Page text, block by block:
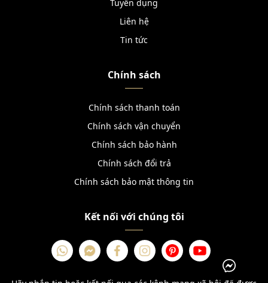
Tuyển dụng
Liên hệ
Tin tức
Chính sách
Chính sách thanh toán
Chính sách vận chuyển
Chính sách bảo hành
Chính sách đổi trả
Chính sách bảo mật thông tin
Kết nối với chúng tôi